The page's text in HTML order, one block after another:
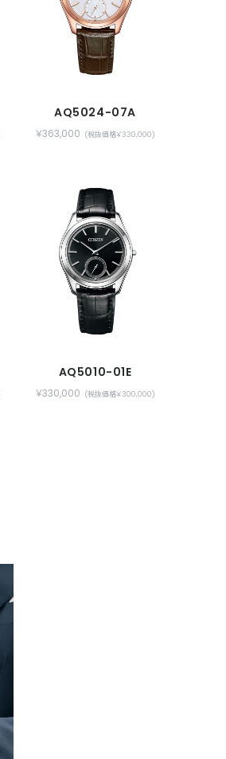
AQ5024-07A
￥363,000 (税抜価格￥330,000)
AQ5010-01E
￥330,000 (税抜価格￥300,000)